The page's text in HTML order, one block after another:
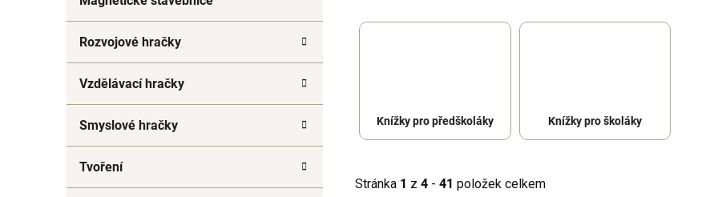
g
i
Rozvojové hračky
Vzdělávací hračky
Smyslové hračky
Tvoření
Knížky pro předškoláky Knížky pro školáky
Stránka 1 z 4 - 41 položek celkem